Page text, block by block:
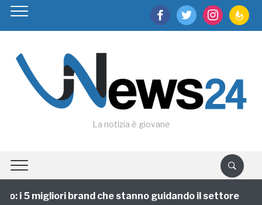
facebooktwitter instagram
La notizia è giovane
i 5 migliori brand che stanno guidando il settore